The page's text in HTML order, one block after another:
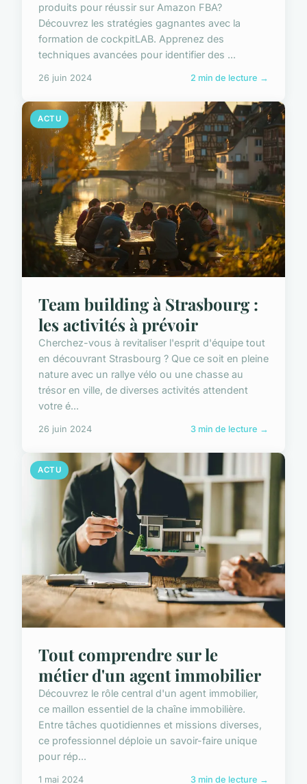
produits pour réussir sur Amazon FBA?
Découvrez les stratégies gagnantes avec la
formation de cockpitLAB. Apprenez des
techniques avancées pour identifier des ...
26 juin 2024 2 min de lecture →
ACTU
Team building à Strasbourg :
les activités à prévoir
Cherchez-vous à revitaliser l'esprit d'équipe tout
en découvrant Strasbourg ? Que ce soit en pleine
nature avec un rallye vélo ou une chasse au
trésor en ville, de diverses activités attendent
votre é...
26 juin 2024 3 min de lecture →
ACTU
Tout comprendre sur le
métier d'un agent immobilier
Découvrez le rôle central d'un agent immobilier,
ce maillon essentiel de la chaîne immobilière.
Entre tâches quotidiennes et missions diverses,
ce professionnel déploie un savoir-faire unique
pour rép...
1 mai 2024 3 min de lecture →